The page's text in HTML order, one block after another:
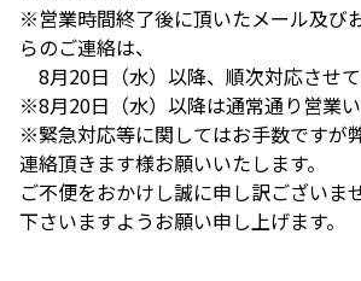
※営業時間終了後に頂いたメール及び
らのご連絡は、
8月20日（水）以降、順次対応させて
※8月20日（水）以降は通常通り営業い
※緊急対応等に関してはお手数ですが
連絡頂きます様お願いいたします。
ご不便をおかけし誠に申し訳ございま
下さいますようお願い申し上げます。